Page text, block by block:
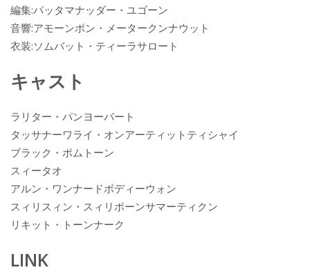
編集:パッタマナッダー・ユゴーン
音響:アモーンポン・メータークンナウット
衣装:ソムバット・ティーラサロート
キャスト
ラリター・パンヨーパート
タッサナーワライ・オンアーティットティシャイ
ブラック・ポムトーン
スィータオ
アルン・ワンナードボディーウォン
スィリスィン・スィリポーンサマーティクン
リキット・トーンナーク
LINK